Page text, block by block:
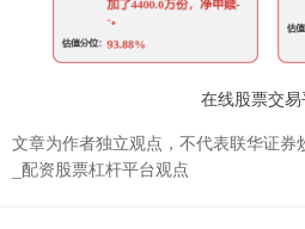
在线股票交易
文章为作者独立观点，不代表联华证券
_配资股票杠杆平台观点